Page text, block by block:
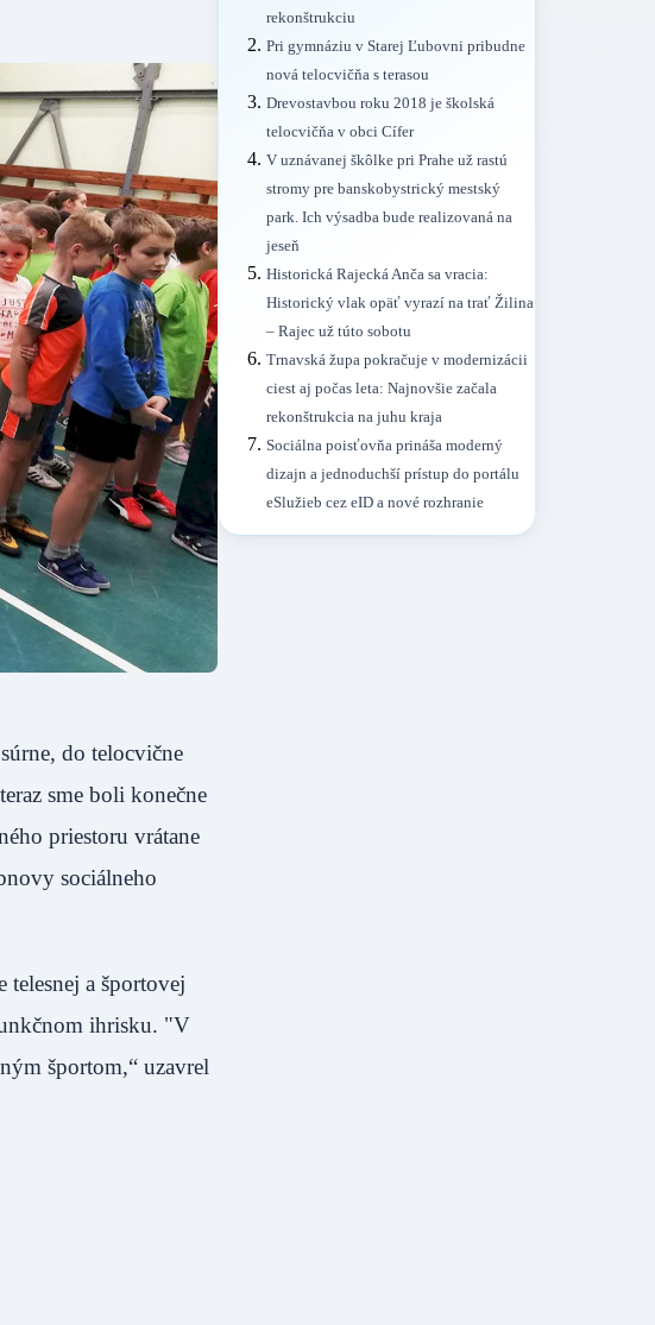
do telocvične
sme boli konečne
priestoru vrátane
sociálneho
a športovej
ihrisku. "V
športom,“ uzavrel
rekonštrukciu
Pri gymnáziu v Starej Ľubovni pribudne
nová telocvičňa s terasou
Drevostavbou roku 2018 je školská
telocvičňa v obci Cífer
V uznávanej škôlke pri Prahe už rastú
stromy pre banskobystrický mestský
park. Ich výsadba bude realizovaná na
jeseň
Historická Rajecká Anča sa vracia:
Historický vlak opäť vyrazí na trať Žilina
– Rajec už túto sobotu
Trnavská župa pokračuje v modernizácii
ciest aj počas leta: Najnovšie začala
rekonštrukcia na juhu kraja
Sociálna poisťovňa prináša moderný
dizajn a jednoduchší prístup do portálu
eSlužieb cez eID a nové rozhranie